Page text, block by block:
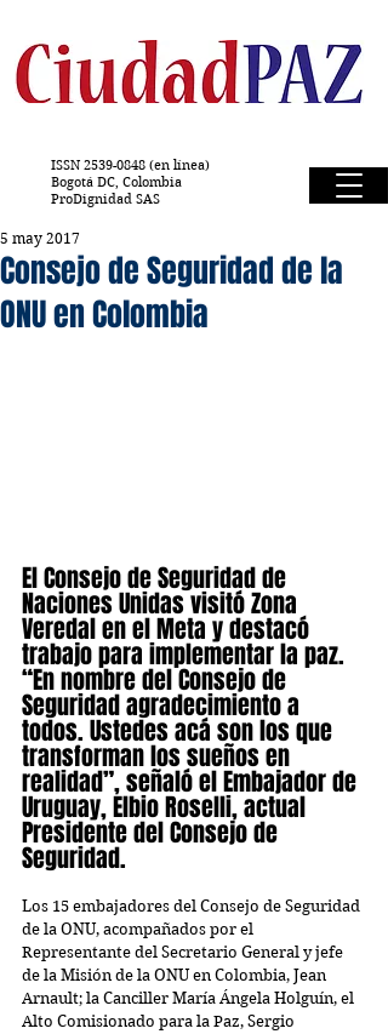
ISSN 2539-0848 (en línea)
Bogotá DC, Colombia
ProDignidad SAS
Consejo de Seguridad de la
ONU en Colombia
5 may 2017
El Consejo de Seguridad de
Naciones Unidas visitó Zona
Veredal en el Meta y destacó
trabajo para implementar la paz. ​
“En nombre del Consejo de
Seguridad agradecimiento a
todos. Ustedes acá son los que
transforman los sueños en
realidad”, señaló el Embajador de
Uruguay, Elbio Roselli, actual
Presidente del Consejo de
Seguridad.
Los 15 embajadores del Consejo de Seguridad
de la ONU, acompañados por el
Representante del Secretario General y jefe
de la Misión de la ONU en Colombia, Jean
Arnault; la Canciller María Ángela Holguín, el
Alto Comisionado para la Paz, Sergio